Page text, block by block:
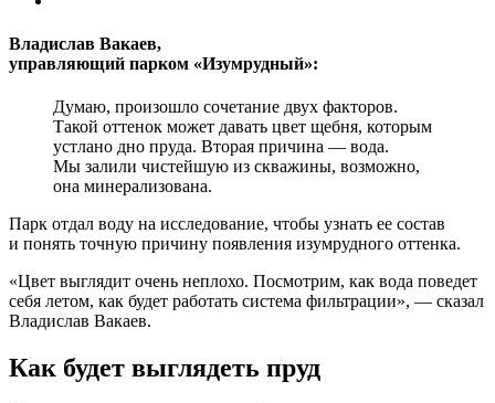
Владислав Вакаев,
управляющий парком «Изумрудный»:
Думаю, произошло сочетание двух факторов.
Такой оттенок может давать цвет щебня, которым
устлано дно пруда. Вторая причина — вода.
Мы залили чистейшую из скважины, возможно,
она минерализована.
Парк отдал воду на исследование, чтобы узнать ее состав
и понять точную причину появления изумрудного оттенка.
«Цвет выглядит очень неплохо. Посмотрим, как вода поведет
себя летом, как будет работать система фильтрации», — сказал
Владислав Вакаев.
Как будет выглядеть пруд